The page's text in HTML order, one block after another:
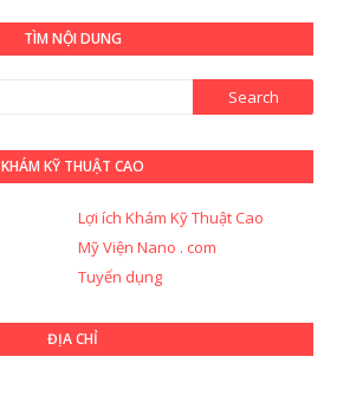
TÌM NỘI DUNG
KHÁM KỸ THUẬT CAO
Lợi ích Khám Kỹ Thuật Cao
Mỹ Viện Nano . com
Tuyển dụng
ĐỊA CHỈ